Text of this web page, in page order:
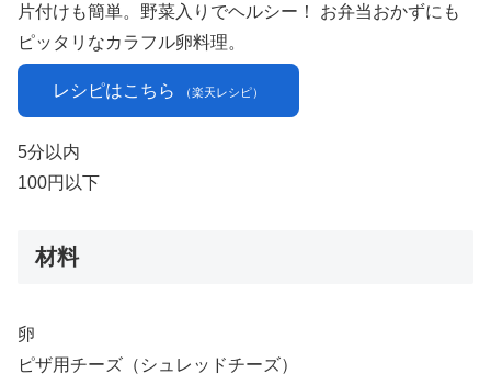
片付けも簡単。野菜入りでヘルシー！ お弁当おかずにも
ピッタリなカラフル卵料理。
レシピはこちら （楽天レシピ）
5分以内
100円以下
材料
卵
ピザ用チーズ（シュレッドチーズ）